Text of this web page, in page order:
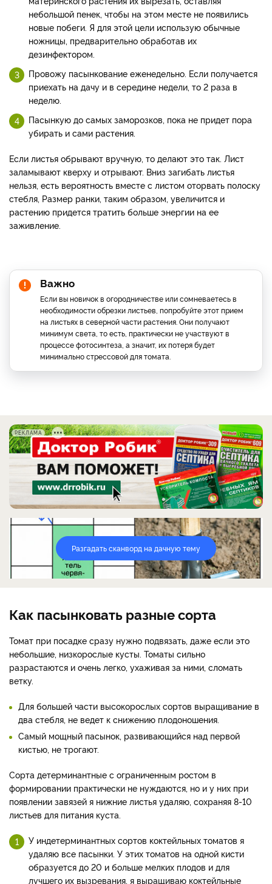
небольшой пенек, чтобы на этом месте не появились
новые побеги. Я для этой цели использую обычные
ножницы, предварительно обработав их
дезинфектором.
Провожу пасынкование еженедельно. Если получается
приехать на дачу и в середине недели, то 2 раза в
неделю.
Пасынкую до самых заморозков, пока не придет пора
убирать и сами растения.
Если листья обрывают вручную, то делают это так. Лист
заламывают кверху и отрывают. Вниз загибать листья
нельзя, есть вероятность вместе с листом оторвать полоску
стебля, Размер ранки, таким образом, увеличится и
растению придется тратить больше энергии на ее
заживление.
Важно
Если вы новичок в огородничестве или сомневаетесь в
необходимости обрезки листьев, попробуйте этот прием
на листьях в северной части растения. Они получают
минимум света, то есть, практически не участвуют в
процессе фотосинтеза, а значит, их потеря будет
минимально стрессовой для томата.
РЕКЛАМА
Разгадать сканворд на дачную тему
Как пасынковать разные сорта
Томат при посадке сразу нужно подвязать, даже если это
небольшие, низкорослые кусты. Томаты сильно
разрастаются и очень легко, ухаживая за ними, сломать
ветку.
Для большей части высокорослых сортов выращивание в
два стебля, не ведет к снижению плодоношения.
Самый мощный пасынок, развивающийся над первой
кистью, не трогают.
Сорта детерминантные с ограниченным ростом в
формировании практически не нуждаются, но и у них при
появлении завязей я нижние листья удаляю, сохраняя 8-10
листьев для питания куста.
У индетерминантных сортов коктейльных томатов я
удаляю все пасынки. У этих томатов на одной кисти
образуется до 20 и больше мелких плодов и для
лучшего их вызревания, я выращиваю коктейльные